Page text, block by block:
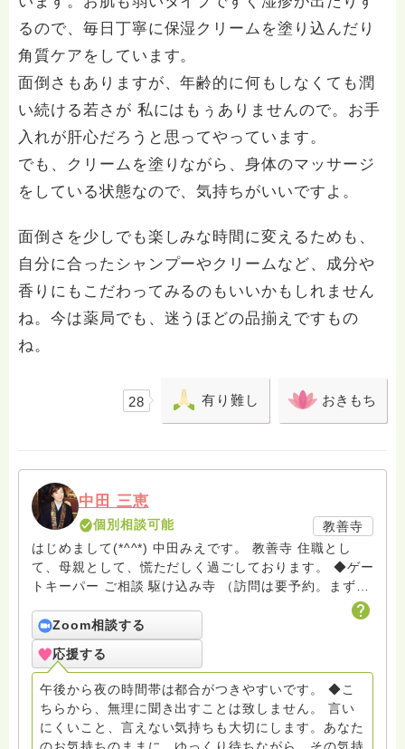
るので、毎日丁寧に保湿クリームを塗り込んだり
角質ケアをしています。
面倒さもありますが、年齢的に何もしなくても潤
い続ける若さが 私にはもぅありませんので。お手
入れが肝心だろうと思ってやっています。
でも、クリームを塗りながら、身体のマッサージ
をしている状態なので、気持ちがいいですよ。
面倒さを少しでも楽しみな時間に変えるためも、
自分に合ったシャンプーやクリームなど、成分や
香りにもこだわってみるのもいいかもしれません
ね。今は薬局でも、迷うほどの品揃えですもの
ね。
28 有り難し おきもち
中田 三恵
個別相談可能
教善寺
はじめまして(*^^*) 中田みえです。 教善寺 住職とし
て、母親として、慌ただしく過ごしております。 ◆ゲー
トキーパー ご相談 駆け込み寺 （訪問は要予約。まずは
ターミナルケア、看取り、グリーフケア、希死念慮、自
死、産前産後うつ、育児、DV、デートDV、トラウマ、
PTSD、傾聴トレーナー、手話、要約筆記、行政相談
員、女性支援員、小学校 中学校支援員としても、ケア
サポートをしています。 ◆一般社団法人『グリーフケア
ともしび』理事長 【ともしび遺族会】運営 毎月 第１
金・昼夜2回開催（大阪駅前第3ビル） 14：00〜，18：
Zoom相談する
応援する
午後から夜の時間帯は都合がつきやすいです。 ◆こ
ちらから、無理に聞き出すことは致しません。 言い
にくいこと、言えない気持ちも大切にします。あなた